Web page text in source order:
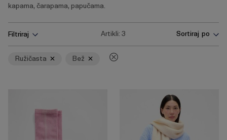
kapama, čarapama, papučama.
tipku
Enter
za
Filtriraj Artikli:3 Sortiraj po
Ružičasta Bež